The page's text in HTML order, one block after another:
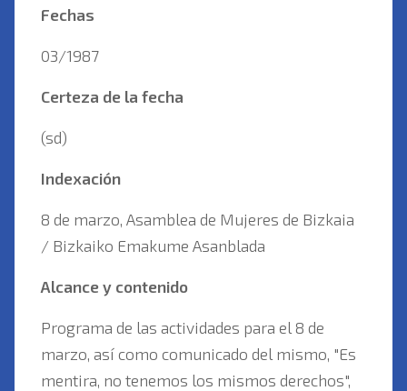
Fechas
03/1987
Certeza de la fecha
(sd)
Indexación
8 de marzo, Asamblea de Mujeres de Bizkaia
/ Bizkaiko Emakume Asanblada
Alcance y contenido
Programa de las actividades para el 8 de
marzo, así como comunicado del mismo, "Es
mentira, no tenemos los mismos derechos",